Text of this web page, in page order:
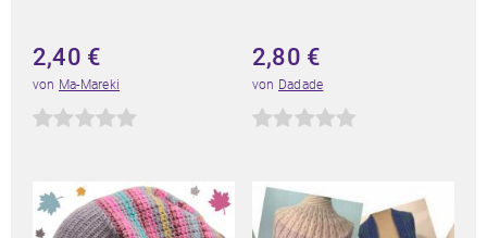
2,40 €
von Ma-Mareki
2,80 €
von Dadade